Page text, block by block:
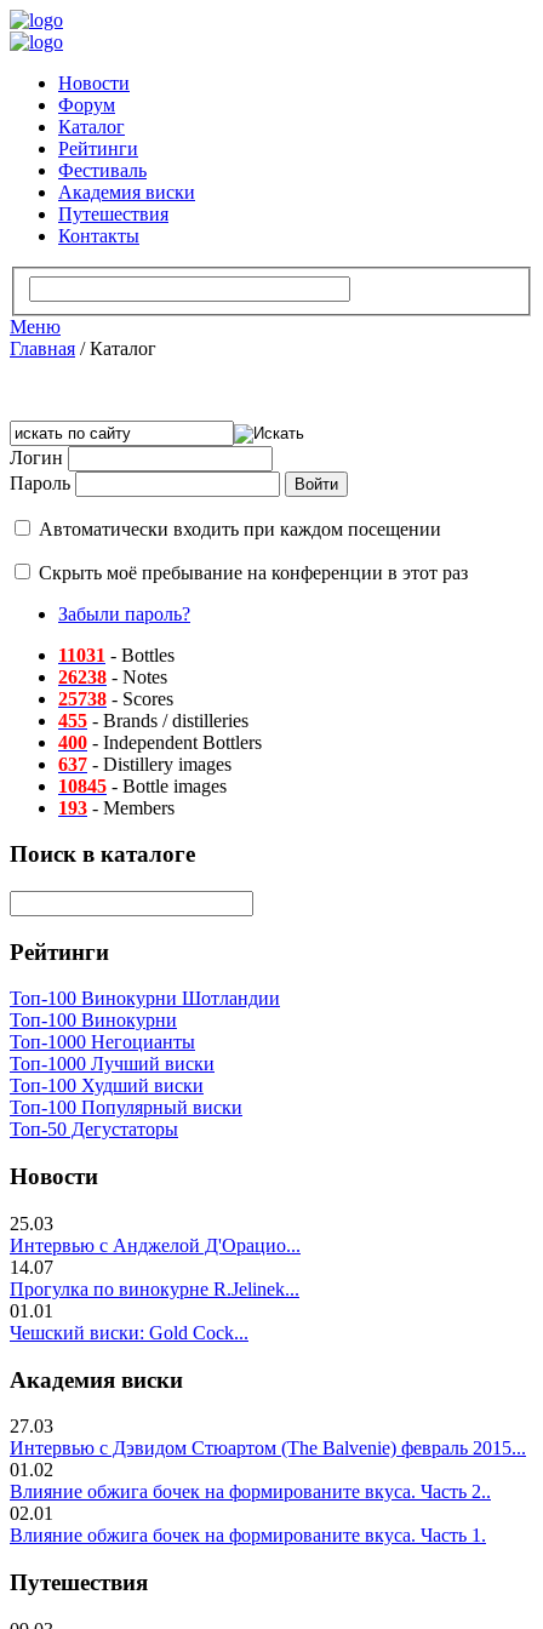
Новости
Форум
Каталог
Рейтинги
Фестиваль
Академия виски
Путешествия
Контакты
Меню
Главная /Каталог
Логин
Пароль
Автоматически входить при каждом посещении
Скрыть моё пребывание на конференции в этот раз
Забыли пароль?
11031 - Bottles
26238 - Notes
25738 - Scores
455 - Brands / distilleries
400 - Independent Bottlers
637 - Distillery images
10845 - Bottle images
193 - Members
Поиск в каталоге
Рейтинги
Топ-100 Винокурни Шотландии
Топ-100 Винокурни
Топ-1000 Негоцианты
Топ-1000 Лучший виски
Топ-100 Худший виски
Топ-100 Популярный виски
Топ-50 Дегустаторы
Новости
25.03
Интервью с Анджелой Д'Орацио...
14.07
Прогулка по винокурне R.Jelinek...
01.01
Чешский виски: Gold Cock...
Академия виски
27.03
Интервью с Дэвидом Стюартом (The Balvenie) февраль 2015...
01.02
Влияние обжига бочек на формированите вкуса. Часть 2..
02.01
Влияние обжига бочек на формированите вкуса. Часть 1.
Путешествия